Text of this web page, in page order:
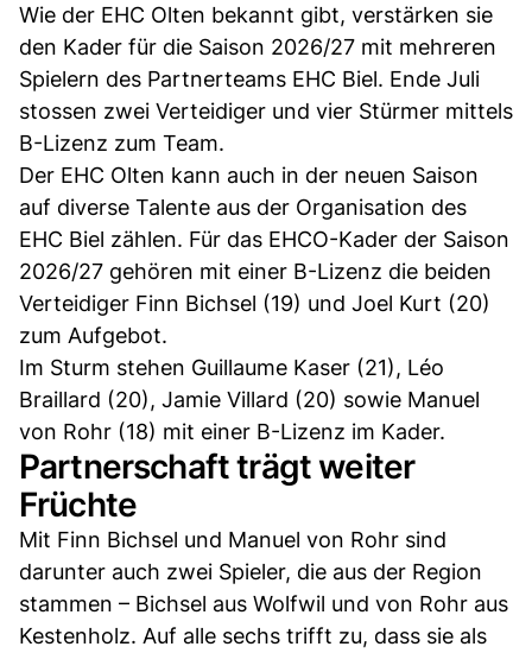
Wie der EHC Olten bekannt gibt, verstärken sie
den Kader für die Saison 2026/27 mit mehreren
Spielern des Partnerteams EHC Biel. Ende Juli
stossen zwei Verteidiger und vier Stürmer mittels
B-Lizenz zum Team.
Der EHC Olten kann auch in der neuen Saison
auf diverse Talente aus der Organisation des
EHC Biel zählen. Für das EHCO-Kader der Saison
2026/27 gehören mit einer B-Lizenz die beiden
Verteidiger Finn Bichsel (19) und Joel Kurt (20)
zum Aufgebot.
Im Sturm stehen Guillaume Kaser (21), Léo
Braillard (20), Jamie Villard (20) sowie Manuel
von Rohr (18) mit einer B-Lizenz im Kader.
Partnerschaft trägt weiter
Früchte
Mit Finn Bichsel und Manuel von Rohr sind
darunter auch zwei Spieler, die aus der Region
stammen – Bichsel aus Wolfwil und von Rohr aus
Kestenholz. Auf alle sechs trifft zu, dass sie als